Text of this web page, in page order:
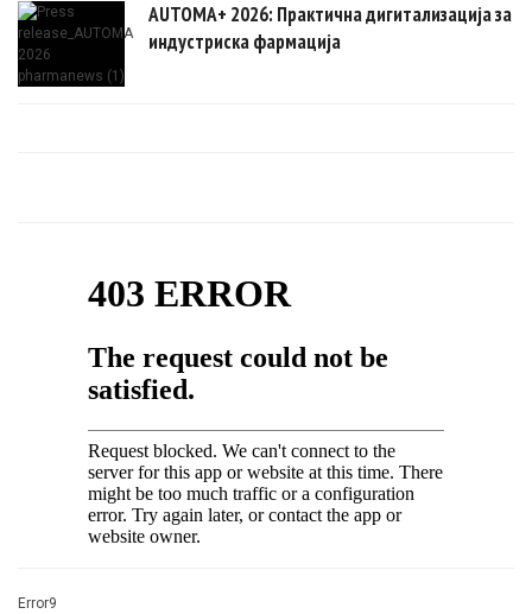
AUTOMA+ 2026: Практична дигитализација за
индустриска фармација
Error9